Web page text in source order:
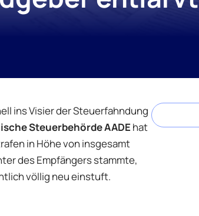
ins Visier der Steuerfahndung
Steuerbehörde AADE hat
in Höhe von insgesamt
des Empfängers stammte,
völlig neu einstuft.